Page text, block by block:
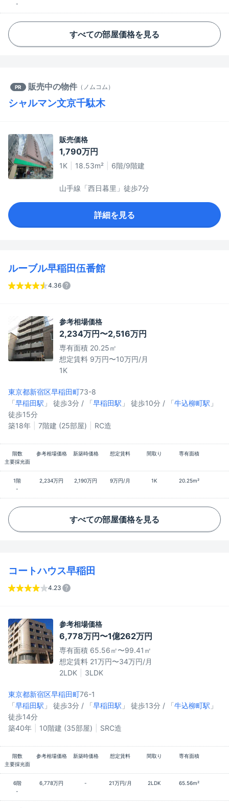
-
すべての部屋価格を見る
PR 販売中の物件 （ ノムコム ）
シャルマン文京千駄木
販売価格
1,790万円
1K 18.53m² 6階/9階建
山手線「西日暮里」徒歩7分
詳細を見る
ルーブル早稲田伍番館
4.36
参考相場価格
2,234万円〜2,516万円
専有面積 20.25㎡
想定賃料 9万円〜10万円/月
1K
東京都新宿区早稲田町73-8
「早稲田駅 」 徒歩3分 / 「早稲田駅 」 徒歩10分 / 「牛込柳町駅 」
徒歩15分
築18年
7階建 (25部屋) RC造
階数 参考相場価格 新築時価格 想定賃料 間取り
専有面積
主要採光面
1階 2,234万円 2,190万円 9万円/月 1K
20.25m²
-
すべての部屋価格を見る
コートハウス早稲田
4.23
参考相場価格
6,778万円〜1億262万円
専有面積 65.56㎡〜99.41㎡
想定賃料 21万円〜34万円/月
2LDK
3LDK
東京都新宿区早稲田町76-1
「早稲田駅 」 徒歩3分 / 「早稲田駅 」 徒歩13分 / 「牛込柳町駅 」
徒歩14分
築40年
10階建 (35部屋) SRC造
階数 参考相場価格 新築時価格 想定賃料 間取り
専有面積
主要採光面
6階 6,778万円 - 21万円/月 2LDK
65.56m²
-